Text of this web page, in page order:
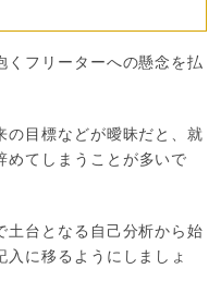
くフリーターへの懸念を払
の目標などが曖昧だと、就
めてしまうことが多いで
土台となる自己分析から始
に移るようにしましょ